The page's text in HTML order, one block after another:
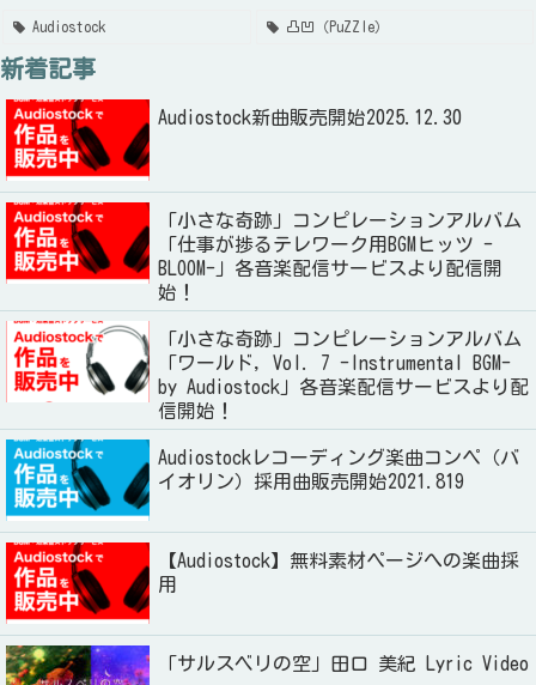
Audiostock 凸凹（PuZZle）
新着記事
Audiostock新曲販売開始2025.12.30
「小さな奇跡」コンピレーションアルバム
「仕事が捗るテレワーク用BGMヒッツ -
BLOOM-」各音楽配信サービスより配信開
始！
「小さな奇跡」コンピレーションアルバム
「ワールド, Vol. 7 -Instrumental BGM-
by Audiostock」各音楽配信サービスより配
信開始！
Audiostockレコーディング楽曲コンペ（バ
イオリン）採用曲販売開始2021.819
【Audiostock】無料素材ページへの楽曲採
用
「サルスベリの空」田口 美紀 Lyric Video